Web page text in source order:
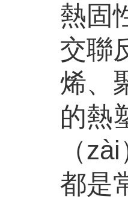
熱固
交聯
烯、
的熱
（
都是